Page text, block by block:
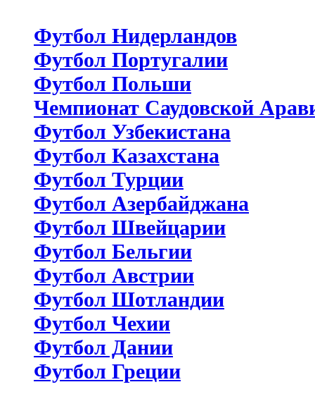
Футбол Нидерландов
Футбол Португалии
Футбол Польши
Чемпионат Саудовской
Футбол Узбекистана
Футбол Казахстана
Футбол Турции
Футбол Азербайджана
Футбол Швейцарии
Футбол Бельгии
Футбол Австрии
Футбол Шотландии
Футбол Чехии
Футбол Дании
Футбол Греции